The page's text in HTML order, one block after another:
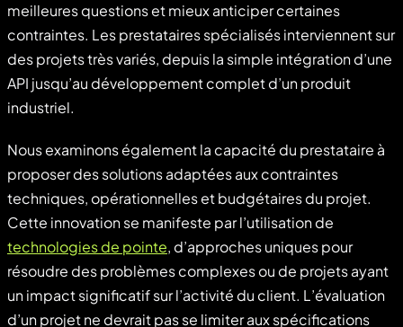
meilleures questions et mieux anticiper certaines
contraintes. Les prestataires spécialisés interviennent sur
des projets très variés, depuis la simple intégration d’une
API jusqu’au développement complet d’un produit
industriel.
Nous examinons également la capacité du prestataire à
proposer des solutions adaptées aux contraintes
techniques, opérationnelles et budgétaires du projet.
Cette innovation se manifeste par l’utilisation de
technologies de pointe, d’approches uniques pour
résoudre des problèmes complexes ou de projets ayant
un impact significatif sur l’activité du client. L’évaluation
d’un projet ne devrait pas se limiter aux spécifications